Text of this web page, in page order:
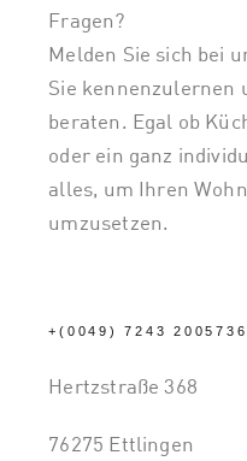
Fragen?
Melden Sie sich bei
Sie kennenzulernen
beraten. Egal ob
oder ein ganz
alles, um Ihren
umzusetzen.
+(0049) 7243 2005736
Hertzstraße 368
76275 Ettlingen